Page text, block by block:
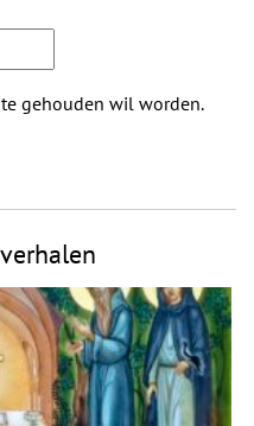
gehouden wil worden.